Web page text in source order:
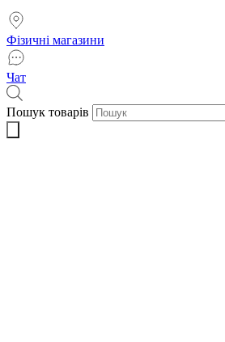
Фізичні магазини
Чат
Пошук товарів